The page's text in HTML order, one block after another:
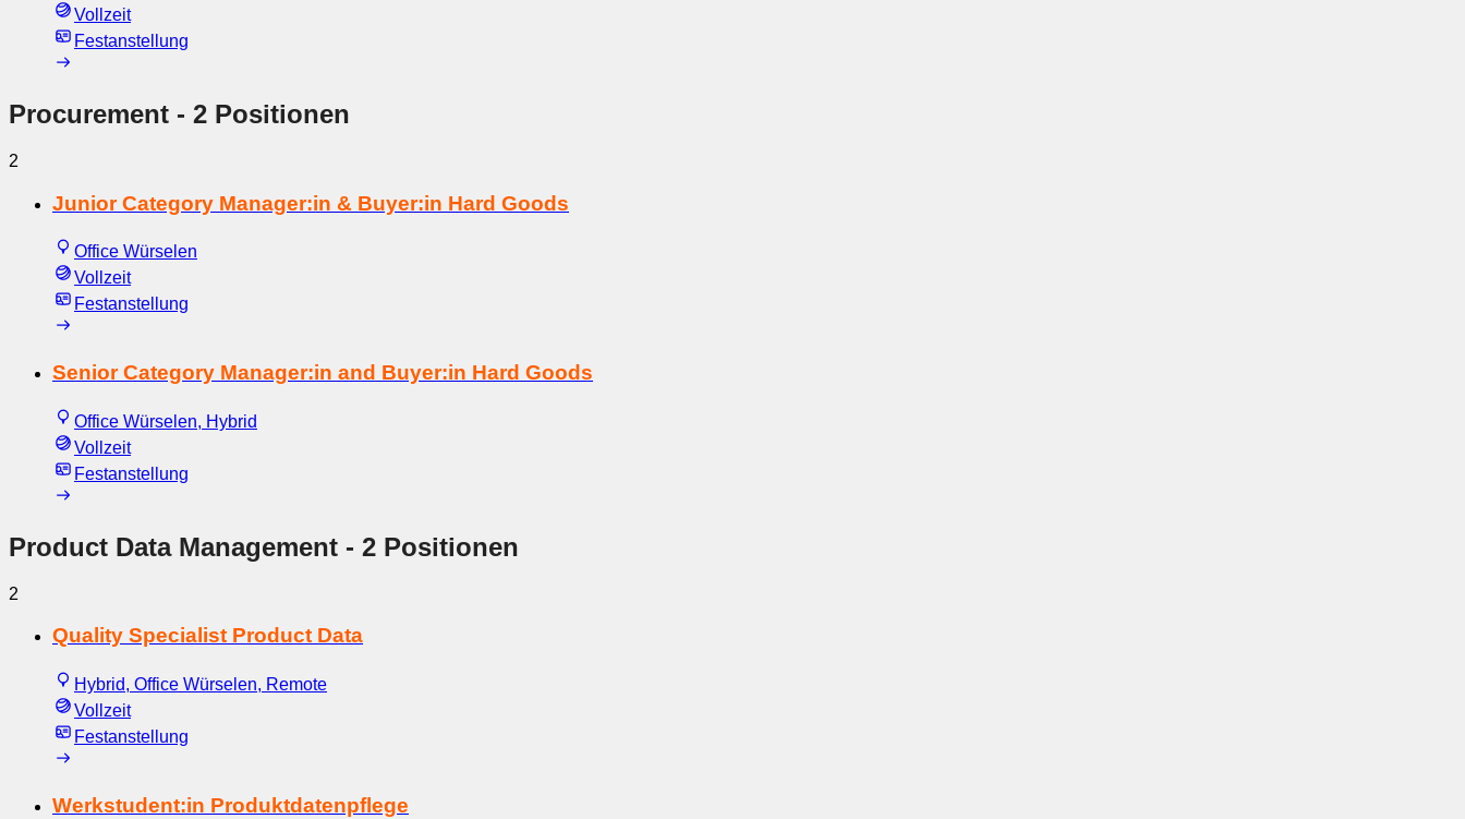
Vollzeit
Festanstellung
Procurement - 2 Positionen
2
Junior Category Manager:in & Buyer:in Hard Goods
Office Würselen
Vollzeit
Festanstellung
Senior Category Manager:in and Buyer:in Hard Goods
Office Würselen, Hybrid
Vollzeit
Festanstellung
Product Data Management - 2 Positionen
2
Quality Specialist Product Data
Hybrid, Office Würselen, Remote
Vollzeit
Festanstellung
Werkstudent:in Produktdatenpflege